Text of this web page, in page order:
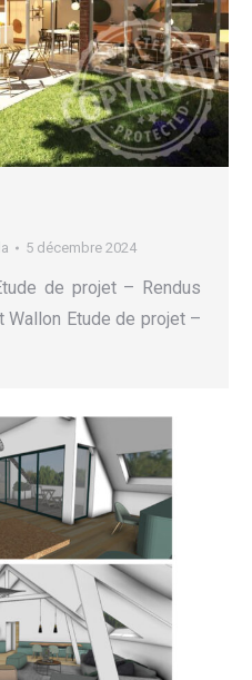
5 décembre 2024
de projet – Rendus
Wallon Etude de projet –